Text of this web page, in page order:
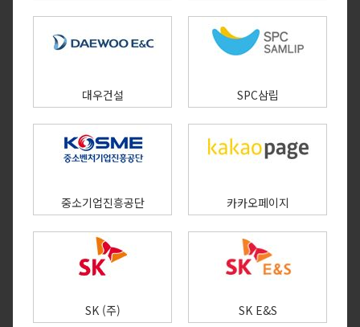
대우건설 SPC삼립
중소기업진흥공단 카카오페이지​
SK (주) SK E&S